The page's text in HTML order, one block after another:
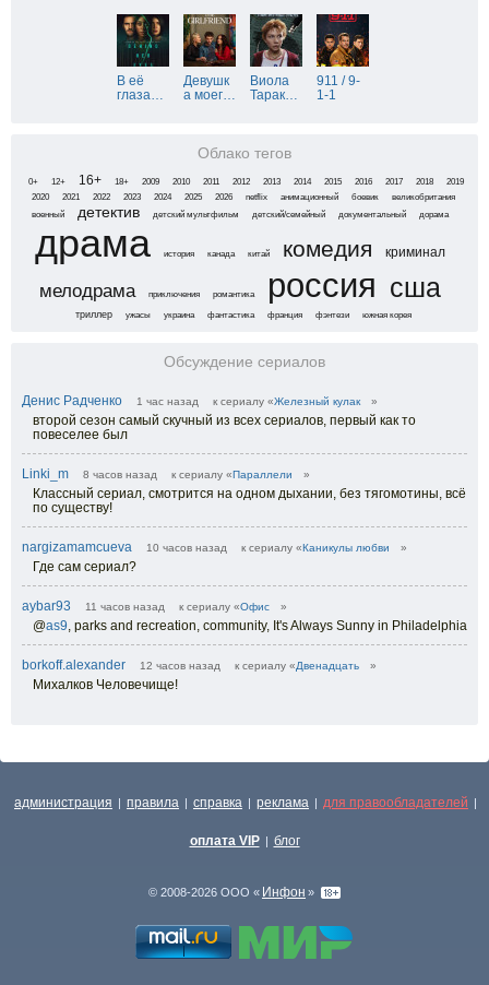
В её
глаза…
Девушк
а моег…
Виола
Тарак…
911 / 9-
1-1
Облако тегов
0+ 12+ 16+ 18+ 2009 2010 2011 2012 2013 2014 2015 2016 2017 2018
2019
2020
2021 2022 2023 2024 2025 2026 netflix анимационный боевик
великобритания
военный
детектив детский мультфильм детский/семейный документальный дорама
драма история канада китай комедия криминал
мелодрама приключения романтика россия сша
триллер ужасы украина фантастика франция фэнтези южная корея
Обсуждение сериалов
Денис Радченко 1 час назад к сериалу «Железный кулак »
второй сезон самый скучный из всех сериалов, первый как то
повеселее был
Linki_m 8 часов назад к сериалу «Параллели »
Классный сериал, смотрится на одном дыхании, без тягомотины, всё
по существу!
nargizamamcueva 10 часов назад к сериалу «Каникулы любви »
Где сам сериал?
aybar93 11 часов назад к сериалу «Офис »
@as9, parks and recreation, community, It's Always Sunny in Philadelphia
borkoff.alexander 12 часов назад к сериалу «Двенадцать »
Михалков Человечище!
администрация | правила | справка | реклама | для правообладателей |
оплата VIP | блог
© 2008-2026 ООО « Инфон »